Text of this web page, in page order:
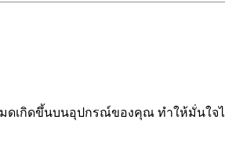
มดเกิดขึ้นบนอุปกรณ์ของคุณ ทำให้มั่นใจ